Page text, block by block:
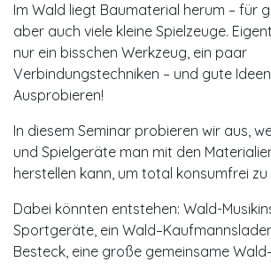
Im Wald liegt Baumaterial herum – für
aber auch viele kleine Spielzeuge.
nur ein bisschen Werkzeug, ein paar
Verbindungstechniken – und gute
Ausprobieren!
In diesem Seminar probieren wir aus,
und Spielgeräte man mit den
herstellen kann, um total konsumfrei zu
Dabei könnten entstehen: Wald-
Sportgeräte, ein
Besteck, eine große gemeinsame